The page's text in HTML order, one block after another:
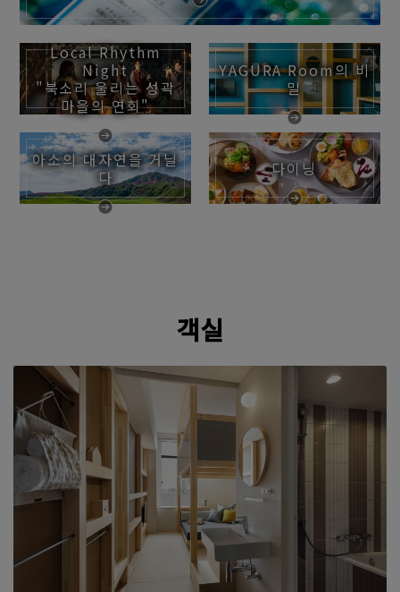
Local Rhythm
Night
"북소리 울리는 성곽
마을의 연회"
YAGURA Room의 비
밀
아소의 대자연을 거닐
다
다이닝
객실